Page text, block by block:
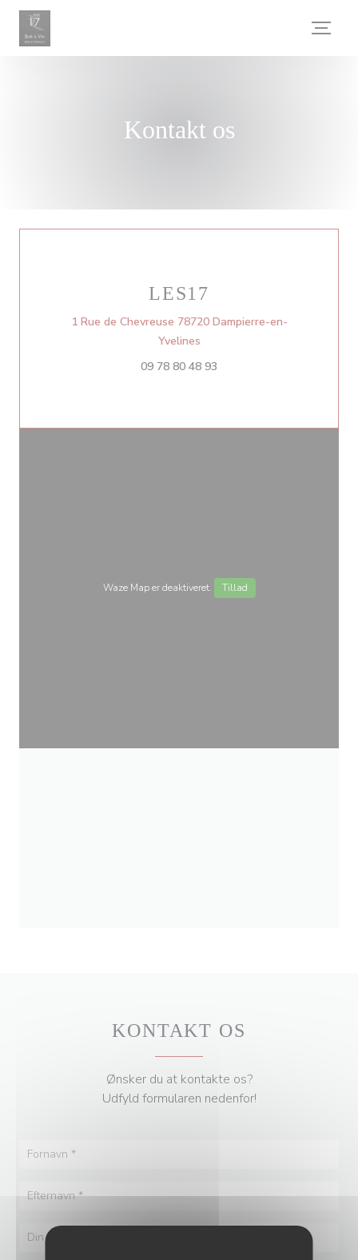
CCookie-styringspanel
Kontakt os
LES17
1 Rue de Chevreuse 78720 Dampierre-en-
Yvelines((åbner i et nyt vindue))
09 78 80 48 93
Waze Map er deaktiveret. Tillad
KONTAKT OS
Ønsker du at kontakte os?
Udfyld formularen nedenfor!